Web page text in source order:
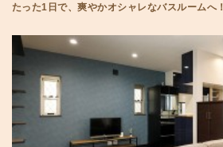
たった1日で、爽やかオシャレなバスルームへ！